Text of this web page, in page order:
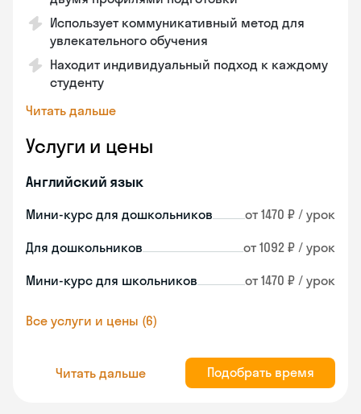
Использует коммуникативный метод для
увлекательного обучения
Находит индивидуальный подход к каждому
студенту
Читать дальше
Услуги и цены
Английский язык
Мини-курс для дошкольников от 1470 ₽ / урок
Для дошкольников от 1092 ₽ / урок
Мини-курс для школьников от 1470 ₽ / урок
Все услуги и цены (6)
Читать дальше Подобрать время